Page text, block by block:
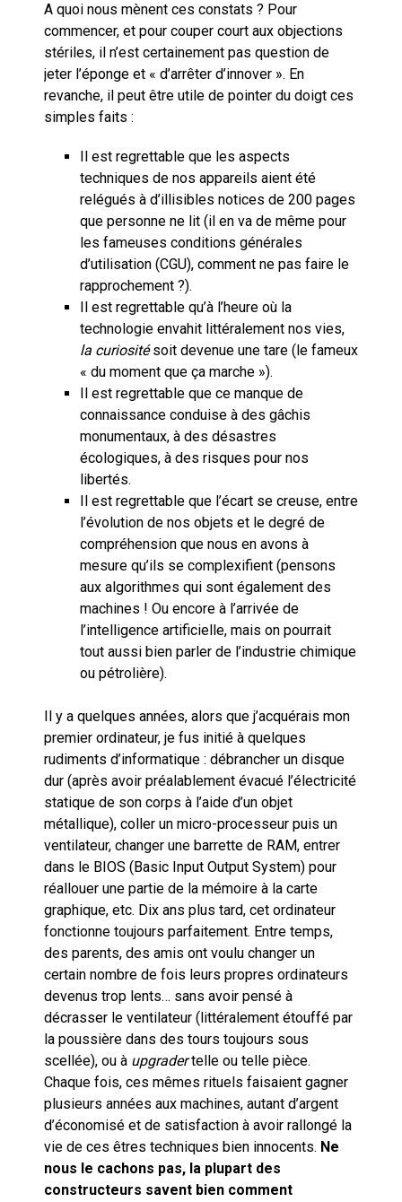
A quoi nous mènent ces constats ? Pour
commencer, et pour couper court aux objections
stériles, il n’est certainement pas question de
jeter l’éponge et « d’arrêter d’innover ». En
revanche, il peut être utile de pointer du doigt ces
simples faits :
Il est regrettable que les aspects
techniques de nos appareils aient été
relégués à d’illisibles notices de 200 pages
que personne ne lit (il en va de même pour
les fameuses conditions générales
d’utilisation (CGU), comment ne pas faire le
rapprochement ?).
Il est regrettable qu’à l’heure où la
technologie envahit littéralement nos vies,
la curiositésoit devenue une tare (le fameux
« du moment que ça marche »).
Il est regrettable que ce manque de
connaissance conduise à des gâchis
monumentaux, à des désastres
écologiques, à des risques pour nos
libertés.
Il est regrettable que l’écart se creuse, entre
l’évolution de nos objets et le degré de
compréhension que nous en avons à
mesure qu’ils se complexifient (pensons
aux algorithmes qui sont également des
machines ! Ou encore à l’arrivée de
l’intelligence artificielle, mais on pourrait
tout aussi bien parler de l’industrie chimique
ou pétrolière).
Il y a quelques années, alors que j’acquérais mon
premier ordinateur, je fus initié à quelques
rudiments d’informatique : débrancher un disque
dur (après avoir préalablement évacué l’électricité
statique de son corps à l’aide d’un objet
métallique), coller un micro-processeur puis un
ventilateur, changer une barrette de RAM, entrer
dans le BIOS (Basic Input Output System) pour
réallouer une partie de la mémoire à la carte
graphique, etc. Dix ans plus tard, cet ordinateur
fonctionne toujours parfaitement. Entre temps,
des parents, des amis ont voulu changer un
certain nombre de fois leurs propres ordinateurs
devenus trop lents… sans avoir pensé à
décrasser le ventilateur (littéralement étouffé par
la poussière dans des tours toujours sous
scellée), ou à upgradertelle ou telle pièce.
Chaque fois, ces mêmes rituels faisaient gagner
plusieurs années aux machines, autant d’argent
d’économisé et de satisfaction à avoir rallongé la
vie de ces êtres techniques bien innocents. Ne
nous le cachons pas, la plupart des
constructeurs savent bien comment